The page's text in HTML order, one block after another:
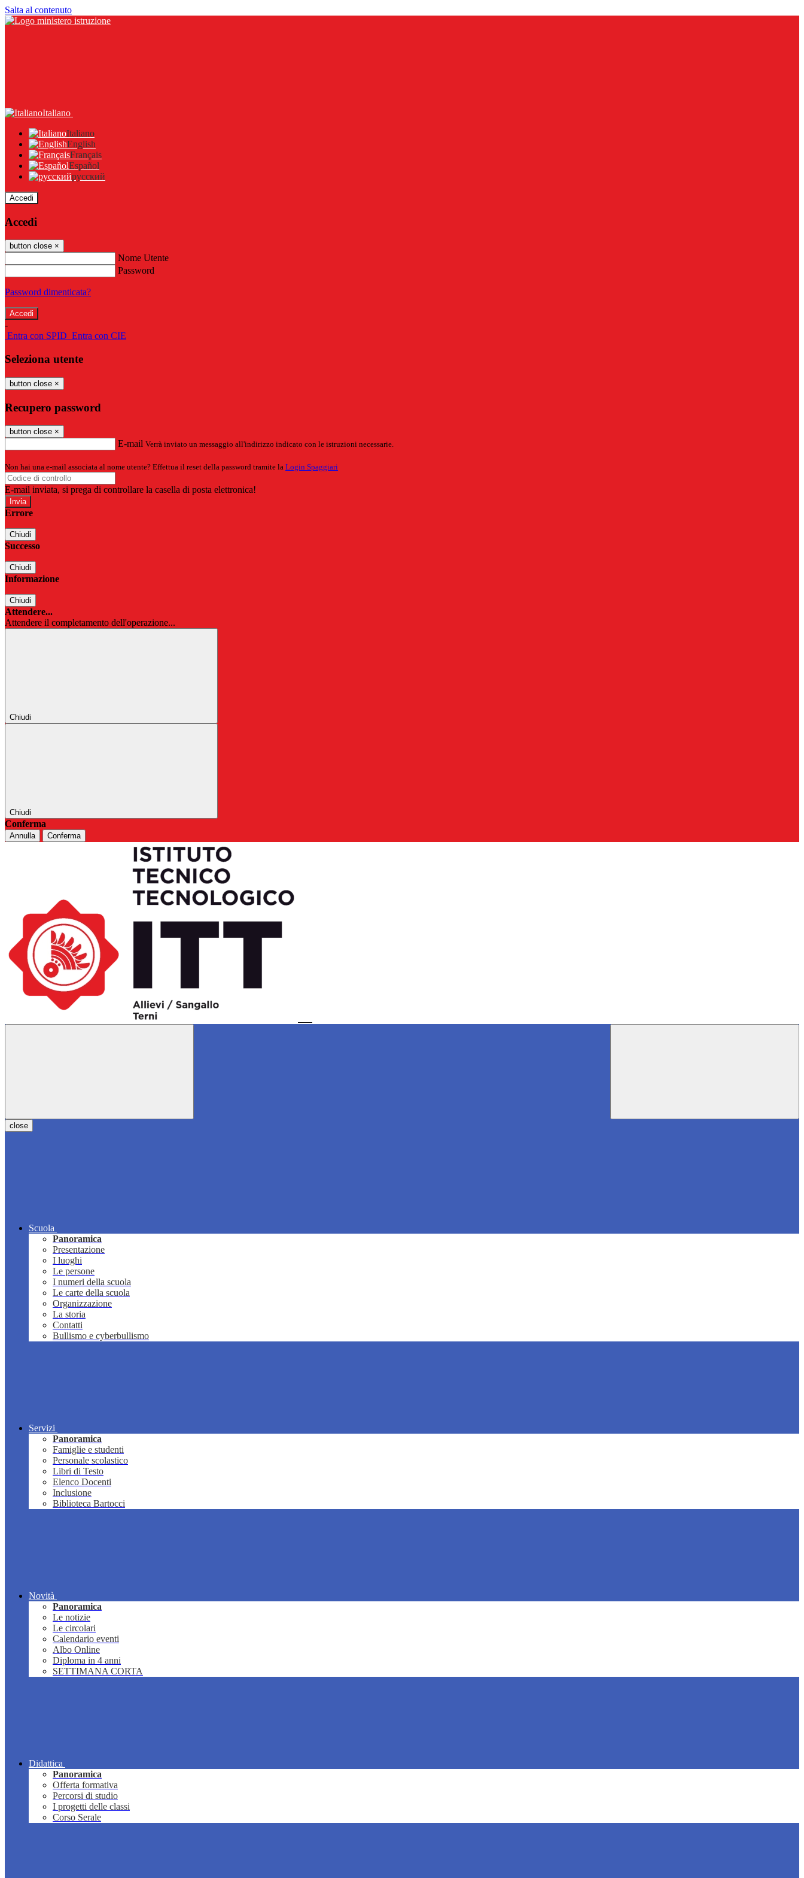
Salta al contenuto
Italiano
Italiano
English
Français
Español
русский
Accedi
Accedi
button close ×
Nome Utente
Password
Password dimenticata?
-
Entra con SPID Entra con CIE
Seleziona utente
button close ×
Recupero password
button close ×
E-mail Verrà inviato un messaggio all'indirizzo indicato con le istruzioni necessarie.
Non hai una e-mail associata al nome utente? Effettua il reset della password tramite la Login Spaggiari
E-mail inviata, si prega di controllare la casella di posta elettronica!
Errore
Chiudi
Successo
Chiudi
Informazione
Chiudi
Attendere...
Attendere il completamento dell'operazione...
Chiudi
Chiudi
Conferma
Annulla Conferma
close
Scuola
Panoramica
Presentazione
I luoghi
Le persone
I numeri della scuola
Le carte della scuola
Organizzazione
La storia
Contatti
Bullismo e cyberbullismo
Servizi
Panoramica
Famiglie e studenti
Personale scolastico
Libri di Testo
Elenco Docenti
Inclusione
Biblioteca Bartocci
Novità
Panoramica
Le notizie
Le circolari
Calendario eventi
Albo Online
Diploma in 4 anni
SETTIMANA CORTA
Didattica
Panoramica
Offerta formativa
Percorsi di studio
I progetti delle classi
Corso Serale